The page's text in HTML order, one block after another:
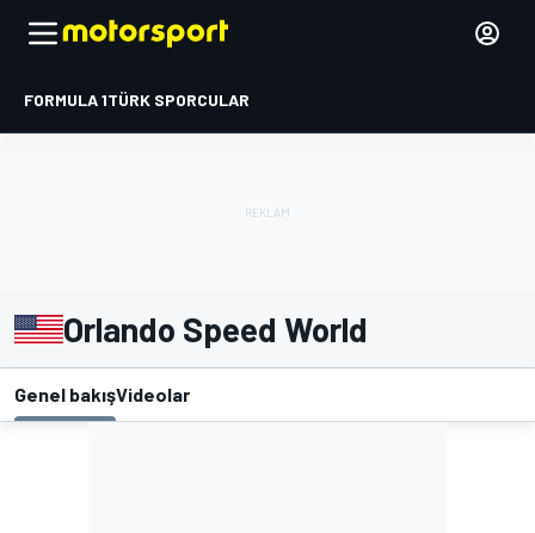
FORMULA 1TÜRK SPORCULAR
Orlando Speed World
Genel bakışVideolar